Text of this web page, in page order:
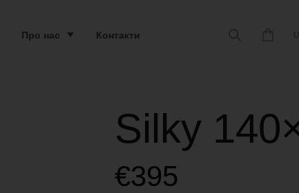
Про нас Контакти
Silky
€395